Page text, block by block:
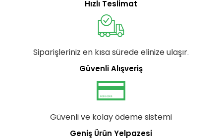
Hızlı Teslimat
Siparişleriniz en kısa sürede elinize ulaşır.
Güvenli Alışveriş
Güvenli ve kolay ödeme sistemi
Geniş Ürün Yelpazesi